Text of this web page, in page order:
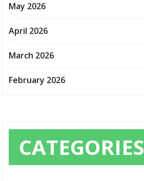
May 2026
April 2026
March 2026
February 2026
CATEGORIES